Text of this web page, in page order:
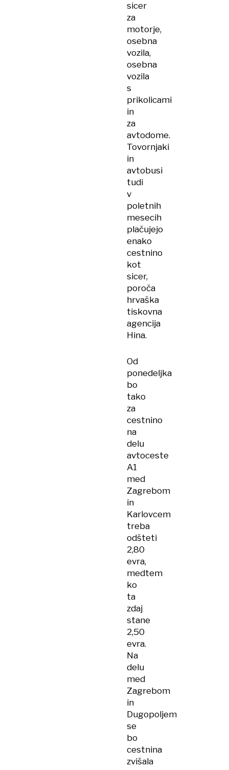
sicer
za
motorje,
osebna
vozila,
osebna
vozila
s
prikolicami
in
za
avtodome.
Tovornjaki
in
avtobusi
tudi
v
poletnih
mesecih
plačujejo
enako
cestnino
kot
sicer,
poroča
hrvaška
tiskovna
agencija
Hina.
Od
ponedeljka
bo
tako
za
cestnino
na
delu
avtoceste
A1
med
Zagrebom
in
Karlovcem
treba
odšteti
2,80
evra,
medtem
ko
ta
zdaj
stane
2,50
evra.
Na
delu
med
Zagrebom
in
Dugopoljem
se
bo
cestnina
zvišala